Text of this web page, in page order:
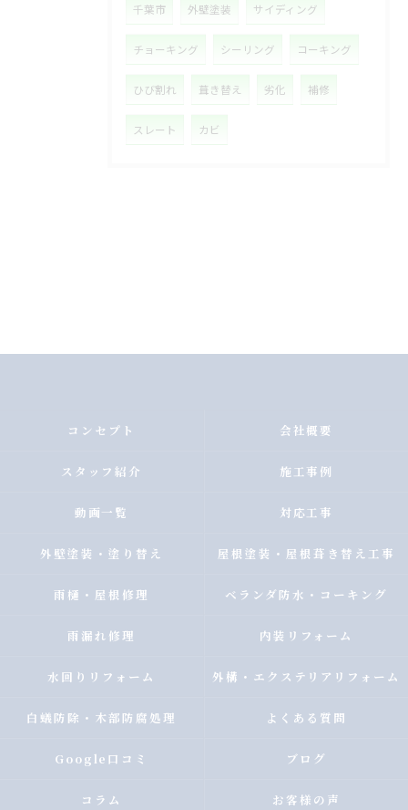
千葉市 外壁塗装 サイディング
チョーキング シーリング コーキング
ひび割れ 葺き替え 劣化 補修
スレート カビ
コンセプト 会社概要
スタッフ紹介 施工事例
動画一覧 対応工事
外壁塗装・塗り替え 屋根塗装・屋根葺き替え工事
雨樋・屋根修理 ベランダ防水・コーキング
雨漏れ修理 内装リフォーム
水回りリフォーム 外構・エクステリアリフォーム
白蟻防除・木部防腐処理 よくある質問
Google口コミ ブログ
コラム お客様の声